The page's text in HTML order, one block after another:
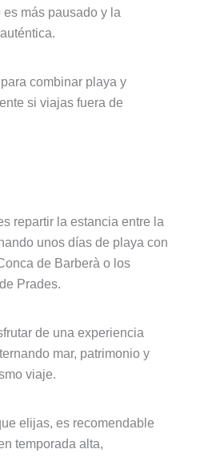
más pausado y la
combinar playa y
si viajas fuera de
repartir la estancia entre la
unos días de playa con
de Barberà o los
Prades.
de una experiencia
mar, patrimonio y
viaje.
elijas, es recomendable
temporada alta,